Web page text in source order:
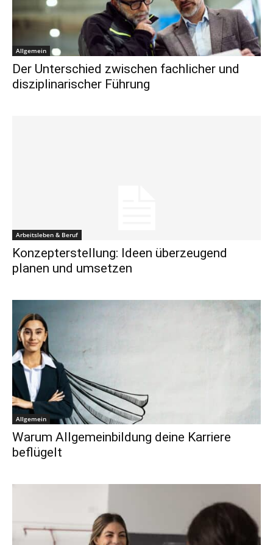
Allgemein
Der Unterschied zwischen fachlicher und
disziplinarischer Führung
Arbeitsleben & Beruf
Konzepterstellung: Ideen überzeugend
planen und umsetzen
Allgemein
Warum Allgemeinbildung deine Karriere
beflügelt